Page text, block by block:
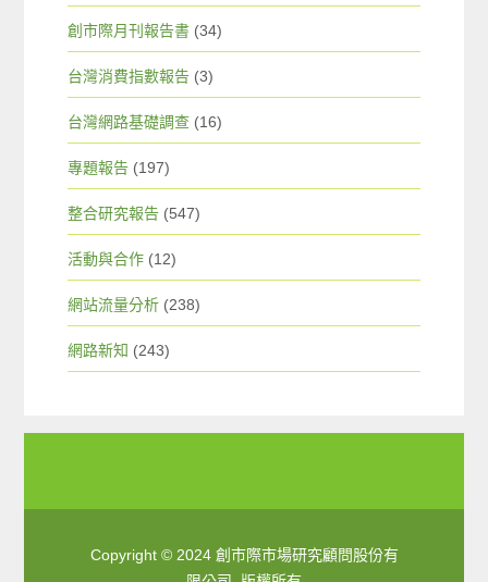
創市際月刊報告書 (34)
台灣消費指數報告 (3)
台灣網路基礎調查 (16)
專題報告 (197)
整合研究報告 (547)
活動與合作 (12)
網站流量分析 (238)
網路新知 (243)
Copyright © 2024 創市際市場研究顧問股份有